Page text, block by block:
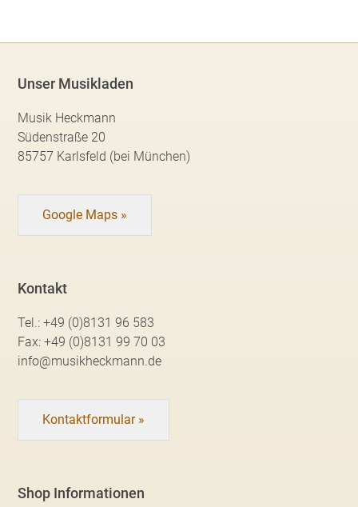
Unser Musikladen
Musik Heckmann
Südenstraße 20
85757 Karlsfeld (bei München)
Google Maps »
Kontakt
Tel.:+49 (0)8131 96 583
Fax:+49 (0)8131 99 70 03
info@musikheckmann.de
Kontaktformular »
Shop Informationen